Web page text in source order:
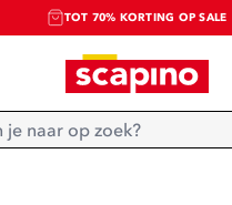
TOT 70% KORTING OP SALE
SALE: LAATSTE KANS!
SHOP NIEUW
Home